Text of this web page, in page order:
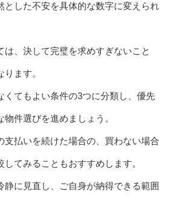
とした不安を具体的な数字に変えられ
は、決して完璧を求めすぎないこと
ます。
くてもよい条件の3つに分類し、優先
件選びを進めましょう。
支払いを続けた場合の、買わない場合
てみることもおすすめします。
静に見直し、ご自身が納得できる範囲